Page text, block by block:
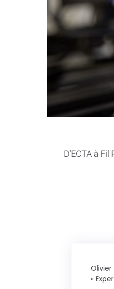
D’ECTA à
Olivier
«